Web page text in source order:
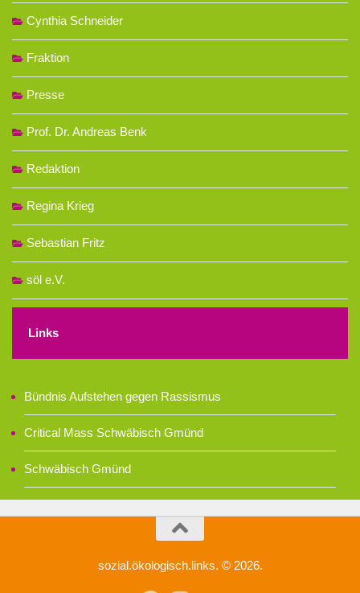
Cynthia Schneider
Fraktion
Presse
Prof. Dr. Andreas Benk
Redaktion
Regina Krieg
Sebastian Fritz
söl e.V.
Links
Bündnis Aufstehen gegen Rassismus
Critical Mass Schwäbisch Gmünd
Schwäbisch Gmünd
sozial.ökologisch.links. © 2026.